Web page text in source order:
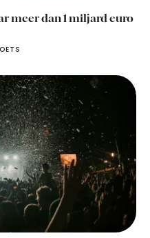
meer dan 1 miljard euro